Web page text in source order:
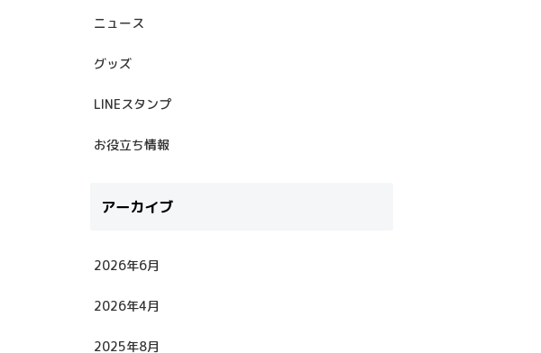
ニュース
グッズ
LINEスタンプ
お役立ち情報
アーカイブ
2026年6月
2026年4月
2025年8月